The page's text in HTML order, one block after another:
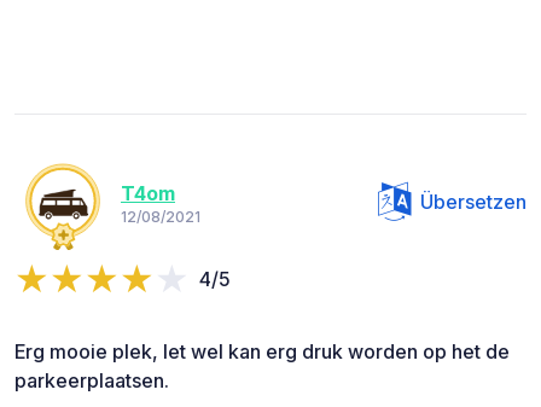
T4om
12/08/2021
Übersetzen
4/5
Erg mooie plek, let wel kan erg druk worden op het de
parkeerplaatsen.